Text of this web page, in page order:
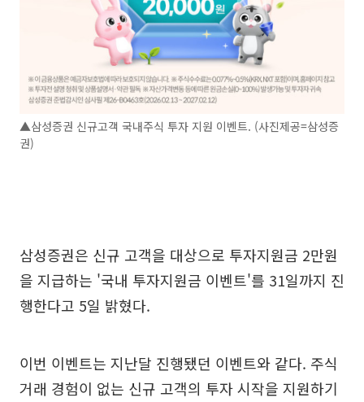
▲삼성증권 신규고객 국내주식 투자 지원 이벤트. (사진제공=삼성증
권)
삼성증권은 신규 고객을 대상으로 투자지원금 2만원
을 지급하는 '국내 투자지원금 이벤트'를 31일까지 진
행한다고 5일 밝혔다.
이번 이벤트는 지난달 진행됐던 이벤트와 같다. 주식
거래 경험이 없는 신규 고객의 투자 시작을 지원하기